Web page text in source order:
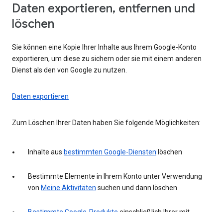
Daten exportieren, entfernen und
löschen
Sie können eine Kopie Ihrer Inhalte aus Ihrem Google-Konto
exportieren, um diese zu sichern oder sie mit einem anderen
Dienst als den von Google zu nutzen.
Daten exportieren
Zum Löschen Ihrer Daten haben Sie folgende Möglichkeiten:
Inhalte aus bestimmten Google-Diensten löschen
Bestimmte Elemente in Ihrem Konto unter Verwendung
von Meine Aktivitäten suchen und dann löschen